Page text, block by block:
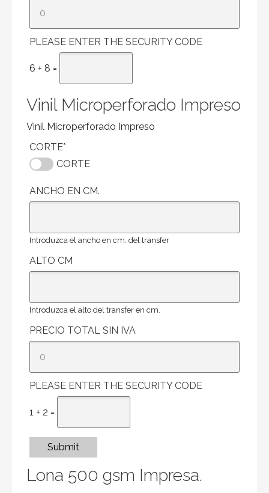
PLEASE ENTER THE SECURITY CODE
6 + 8 =
Vinil Microperforado Impreso
Vinil Microperforado Impreso
CORTE*
CORTE
ANCHO EN CM.
Introduzca el ancho en cm. del transfer
ALTO CM
Introduzca el alto del transfer en cm.
PRECIO TOTAL SIN IVA
PLEASE ENTER THE SECURITY CODE
1 + 2 =
Submit
Lona 500 gsm Impresa.